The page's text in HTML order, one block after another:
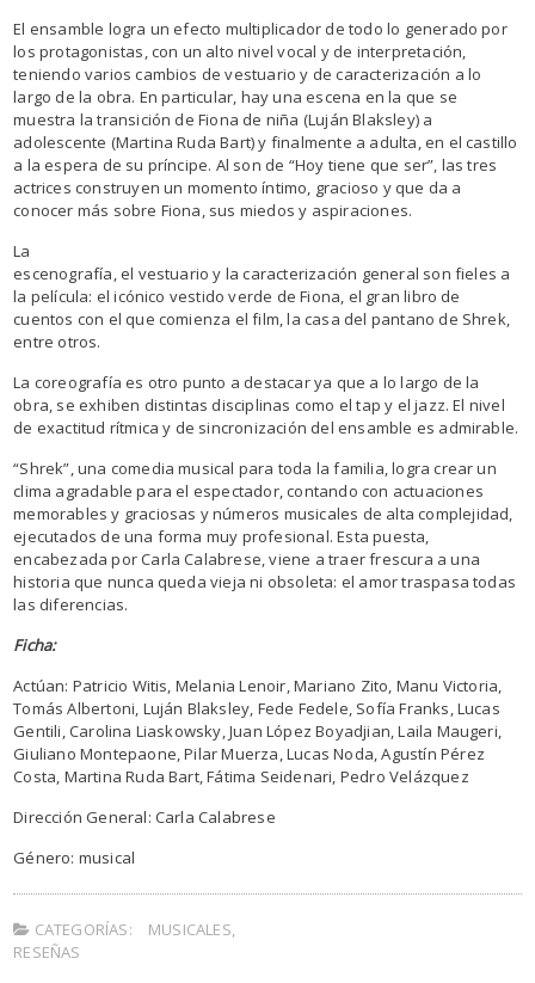
El ensamble logra un efecto multiplicador de todo lo generado por
los protagonistas, con un alto nivel vocal y de interpretación,
teniendo varios cambios de vestuario y de caracterización a lo
largo de la obra. En particular, hay una escena en la que se
muestra la transición de Fiona de niña (Luján Blaksley) a
adolescente (Martina Ruda Bart) y finalmente a adulta, en el castillo
a la espera de su príncipe. Al son de “Hoy tiene que ser”, las tres
actrices construyen un momento íntimo, gracioso y que da a
conocer más sobre Fiona, sus miedos y aspiraciones.
La
escenografía, el vestuario y la caracterización general son fieles a
la película: el icónico vestido verde de Fiona, el gran libro de
cuentos con el que comienza el film, la casa del pantano de Shrek,
entre otros.
La coreografía es otro punto a destacar ya que a lo largo de la
obra, se exhiben distintas disciplinas como el tap y el jazz. El nivel
de exactitud rítmica y de sincronización del ensamble es admirable.
“Shrek”, una comedia musical para toda la familia, logra crear un
clima agradable para el espectador, contando con actuaciones
memorables y graciosas y números musicales de alta complejidad,
ejecutados de una forma muy profesional. Esta puesta,
encabezada por Carla Calabrese, viene a traer frescura a una
historia que nunca queda vieja ni obsoleta: el amor traspasa todas
las diferencias.
Ficha:
Actúan: Patricio Witis, Melania Lenoir, Mariano Zito, Manu Victoria,
Tomás Albertoni, Luján Blaksley, Fede Fedele, Sofía Franks, Lucas
Gentili, Carolina Liaskowsky, Juan López Boyadjian, Laila Maugeri,
Giuliano Montepaone, Pilar Muerza, Lucas Noda, Agustín Pérez
Costa, Martina Ruda Bart, Fátima Seidenari, Pedro Velázquez
Dirección General: Carla Calabrese
Género: musical
CATEGORÍAS: MUSICALES,
RESEÑAS